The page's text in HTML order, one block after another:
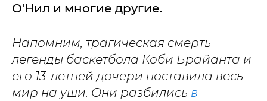
О'Нил и многие другие.
Напомним, трагическая смерть
легенды баскетбола Коби Брайанта и
его 13-летней дочери поставила весь
мир на уши. Они разбились в